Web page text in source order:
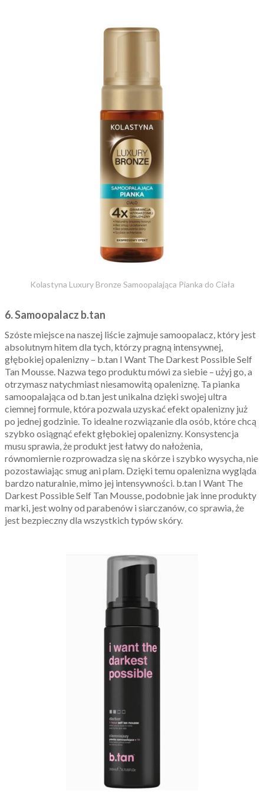
Kolastyna Luxury Bronze Samoopalająca Pianka do Ciała
6. Samoopalacz b.tan
Szóste miejsce na naszej liście zajmuje samoopalacz, który jest
absolutnym hitem dla tych, którzy pragną intensywnej,
głębokiej opalenizny – b.tan I Want The Darkest Possible Self
Tan Mousse. Nazwa tego produktu mówi za siebie – użyj go, a
otrzymasz natychmiast niesamowitą opaleniznę. Ta pianka
samoopalająca od b.tan jest unikalna dzięki swojej ultra
ciemnej formule, która pozwala uzyskać efekt opalenizny już
po jednej godzinie. To idealne rozwiązanie dla osób, które chcą
szybko osiągnąć efekt głębokiej opalenizny. Konsystencja
musu sprawia, że produkt jest łatwy do nałożenia,
równomiernie rozprowadza się na skórze i szybko wysycha, nie
pozostawiając smug ani plam. Dzięki temu opalenizna wygląda
bardzo naturalnie, mimo jej intensywności. b.tan I Want The
Darkest Possible Self Tan Mousse, podobnie jak inne produkty
marki, jest wolny od parabenów i siarczanów, co sprawia, że
jest bezpieczny dla wszystkich typów skóry.